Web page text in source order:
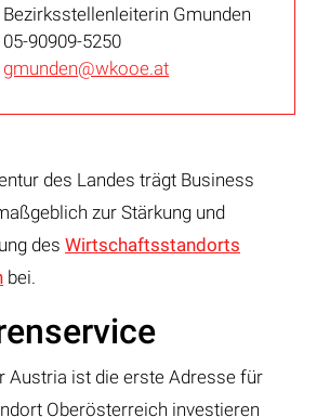
Bezirksstellenleiterin Gmunden
05-90909-5250
gmunden@wkooe.at
des Landes trägt Business
zur Stärkung und
des Wirtschaftsstandorts
bei.
Austria ist die erste Adresse für
Oberösterreich investieren